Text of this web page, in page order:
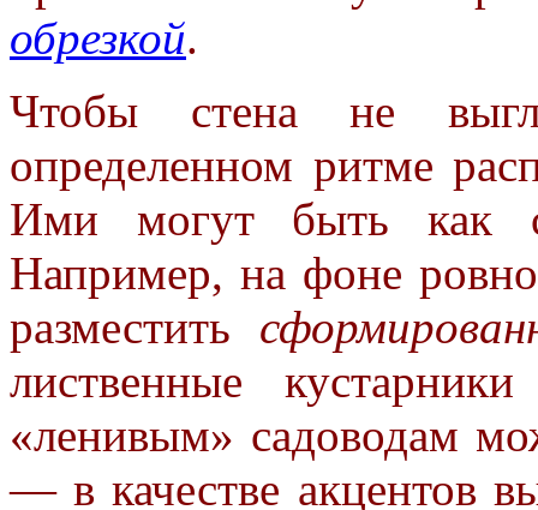
обрезкой.
Чтобы стена не
определенном ритме
Ими могут быть как
Например, на фоне
разместить
лиственные
«ленивым» садоводам
— в качестве акцентов